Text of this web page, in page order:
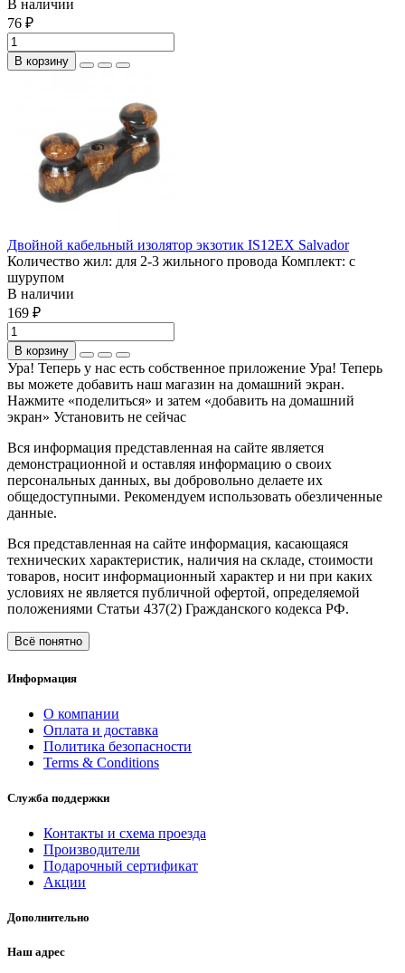
В наличии
76 ₽
В корзину
Двойной кабельный изолятор экзотик IS12EX Salvador
Количество жил: для 2-3 жильного провода Комплект: с
шурупом
В наличии
169 ₽
В корзину
Ура! Теперь у нас есть собственное приложение Ура! Теперь
вы можете добавить наш магазин на домашний экран.
Нажмите «поделиться» и затем «добавить на домашний
экран» Установить не сейчас
Вся информация представленная на сайте является
демонстрационной и оставляя информацию о своих
персональных данных, вы добровольно делаете их
общедоступными. Рекомендуем использовать обезличенные
данные.
Вся представленная на сайте информация, касающаяся
технических характеристик, наличия на складе, стоимости
товаров, носит информационный характер и ни при каких
условиях не является публичной офертой, определяемой
положениями Статьи 437(2) Гражданского кодекса РФ.
Всё понятно
Информация
О компании
Оплата и доставка
Политика безопасности
Terms & Conditions
Служба поддержки
Контакты и схема проезда
Производители
Подарочный сертификат
Акции
Дополнительно
Наш адрес